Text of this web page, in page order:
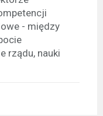
- między
rządu, nauki